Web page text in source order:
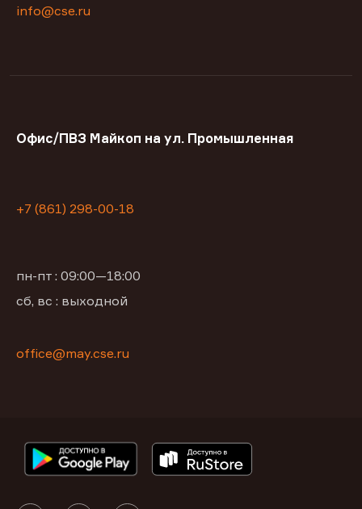
info@cse.ru
Офис/ПВЗ Майкоп на ул. Промышленная
+7 (861) 298-00-18
пн-пт : 09:00—18:00
сб, вс : выходной
office@may.cse.ru